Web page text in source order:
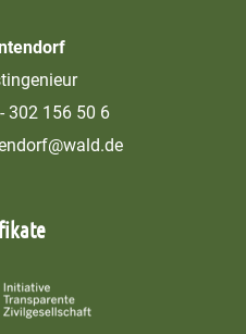
302 156 50 6